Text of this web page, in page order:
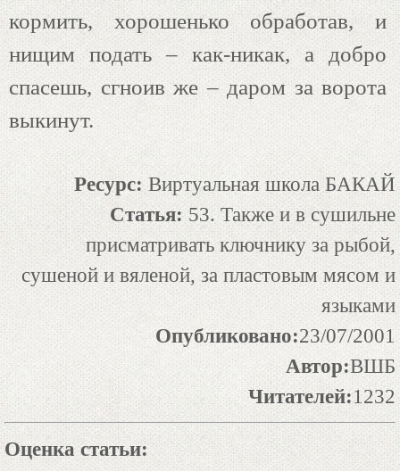
кормить, хорошенько обработав, и
нищим подать – как-никак, а добро
спасешь, сгноив же – даром за ворота
выкинут.
Ресурс: Виртуальная школа БАКАЙ
Статья: 53. Также и в сушильне
присматривать ключнику за рыбой,
сушеной и вяленой, за пластовым мясом и
языками
Опубликовано:23/07/2001
Автор:ВШБ
Читателей:1232
Оценка статьи: